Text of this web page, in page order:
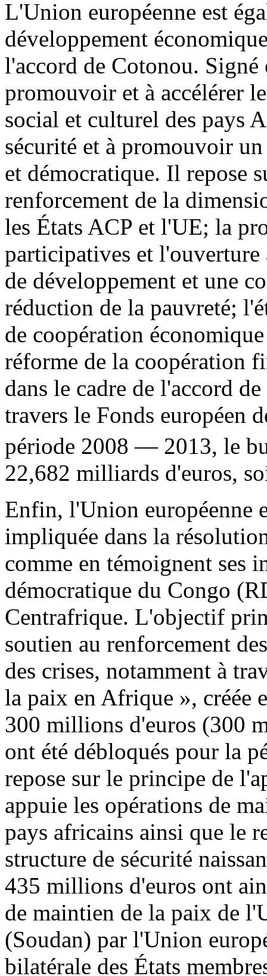
L'Union européenne est
développement
l'accord de Cotonou. Signé
promouvoir et à accélérer
social et culturel des pays
sécurité et à promouvoir
et démocratique. Il repose
renforcement de la
les États ACP et l'UE; la
participatives et l'ouverture
de développement et une
réduction de la pauvreté;
de coopération
réforme de la coopération
dans le cadre de l'accord
travers le Fonds européen
période 2008 — 2013, le
22,682 milliards d'euros,
Enfin, l'Union européenne
impliquée dans la
comme en témoignent ses
démocratique du Congo
Centrafrique. L'objectif
soutien au renforcement
des crises, notamment à
la paix en Afrique », créée
300 millions d'euros (300
ont été débloqués pour la
repose sur le principe de
appuie les opérations de
pays africains ainsi que le
structure de sécurité
435 millions d'euros ont
de maintien de la paix de
(Soudan) par l'Union
bilatérale des États